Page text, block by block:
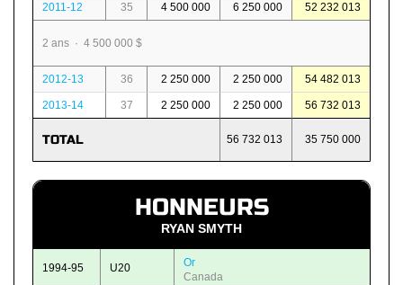
2011-12 35 4 500 000 6 250 000 52 232 013
2 ans · 4 500 000 $
2012-13 36 2 250 000 2 250 000 54 482 013
2013-14 37 2 250 000 2 250 000 56 732 013
TOTAL 56 732 013 35 750 000
HONNEURS
RYAN SMYTH
1994-95 U20
Or
Canada